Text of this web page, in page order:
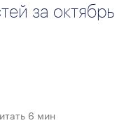
за октябрь
6 мин